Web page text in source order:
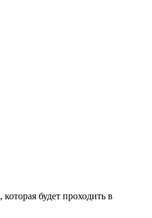
, которая будет проходить в